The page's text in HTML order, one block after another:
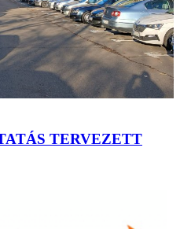
TERVEZETT